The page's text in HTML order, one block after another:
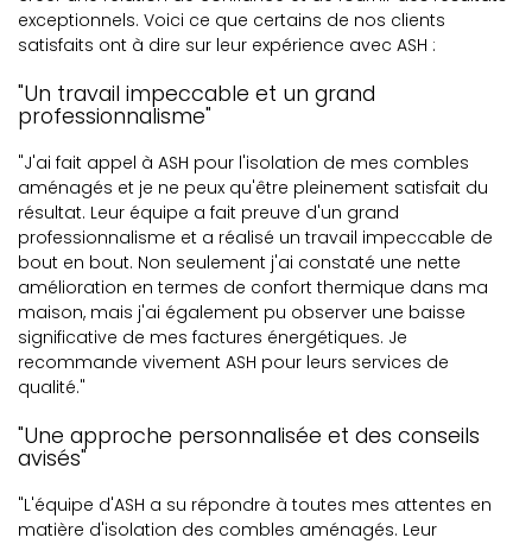
exceptionnels. Voici ce que certains de nos clients
satisfaits ont à dire sur leur expérience avec ASH :
"Un travail impeccable et un grand
professionnalisme"
"J'ai fait appel à ASH pour l'isolation de mes combles
aménagés et je ne peux qu'être pleinement satisfait du
résultat. Leur équipe a fait preuve d'un grand
professionnalisme et a réalisé un travail impeccable de
bout en bout. Non seulement j'ai constaté une nette
amélioration en termes de confort thermique dans ma
maison, mais j'ai également pu observer une baisse
significative de mes factures énergétiques. Je
recommande vivement ASH pour leurs services de
qualité."
"Une approche personnalisée et des conseils
avisés"
"L'équipe d'ASH a su répondre à toutes mes attentes en
matière d'isolation des combles aménagés. Leur